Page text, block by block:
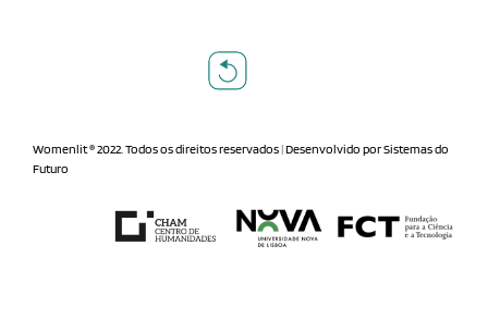
Womenlit ® 2022. Todos os direitos reservados |Desenvolvido porSistemas do
Futuro